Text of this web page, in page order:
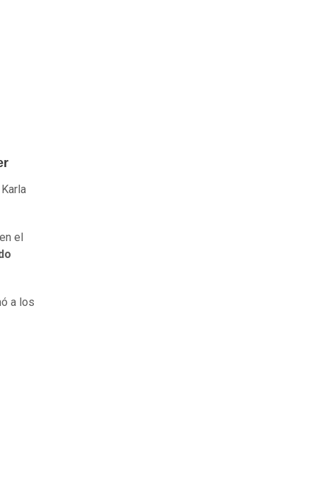
el
a los